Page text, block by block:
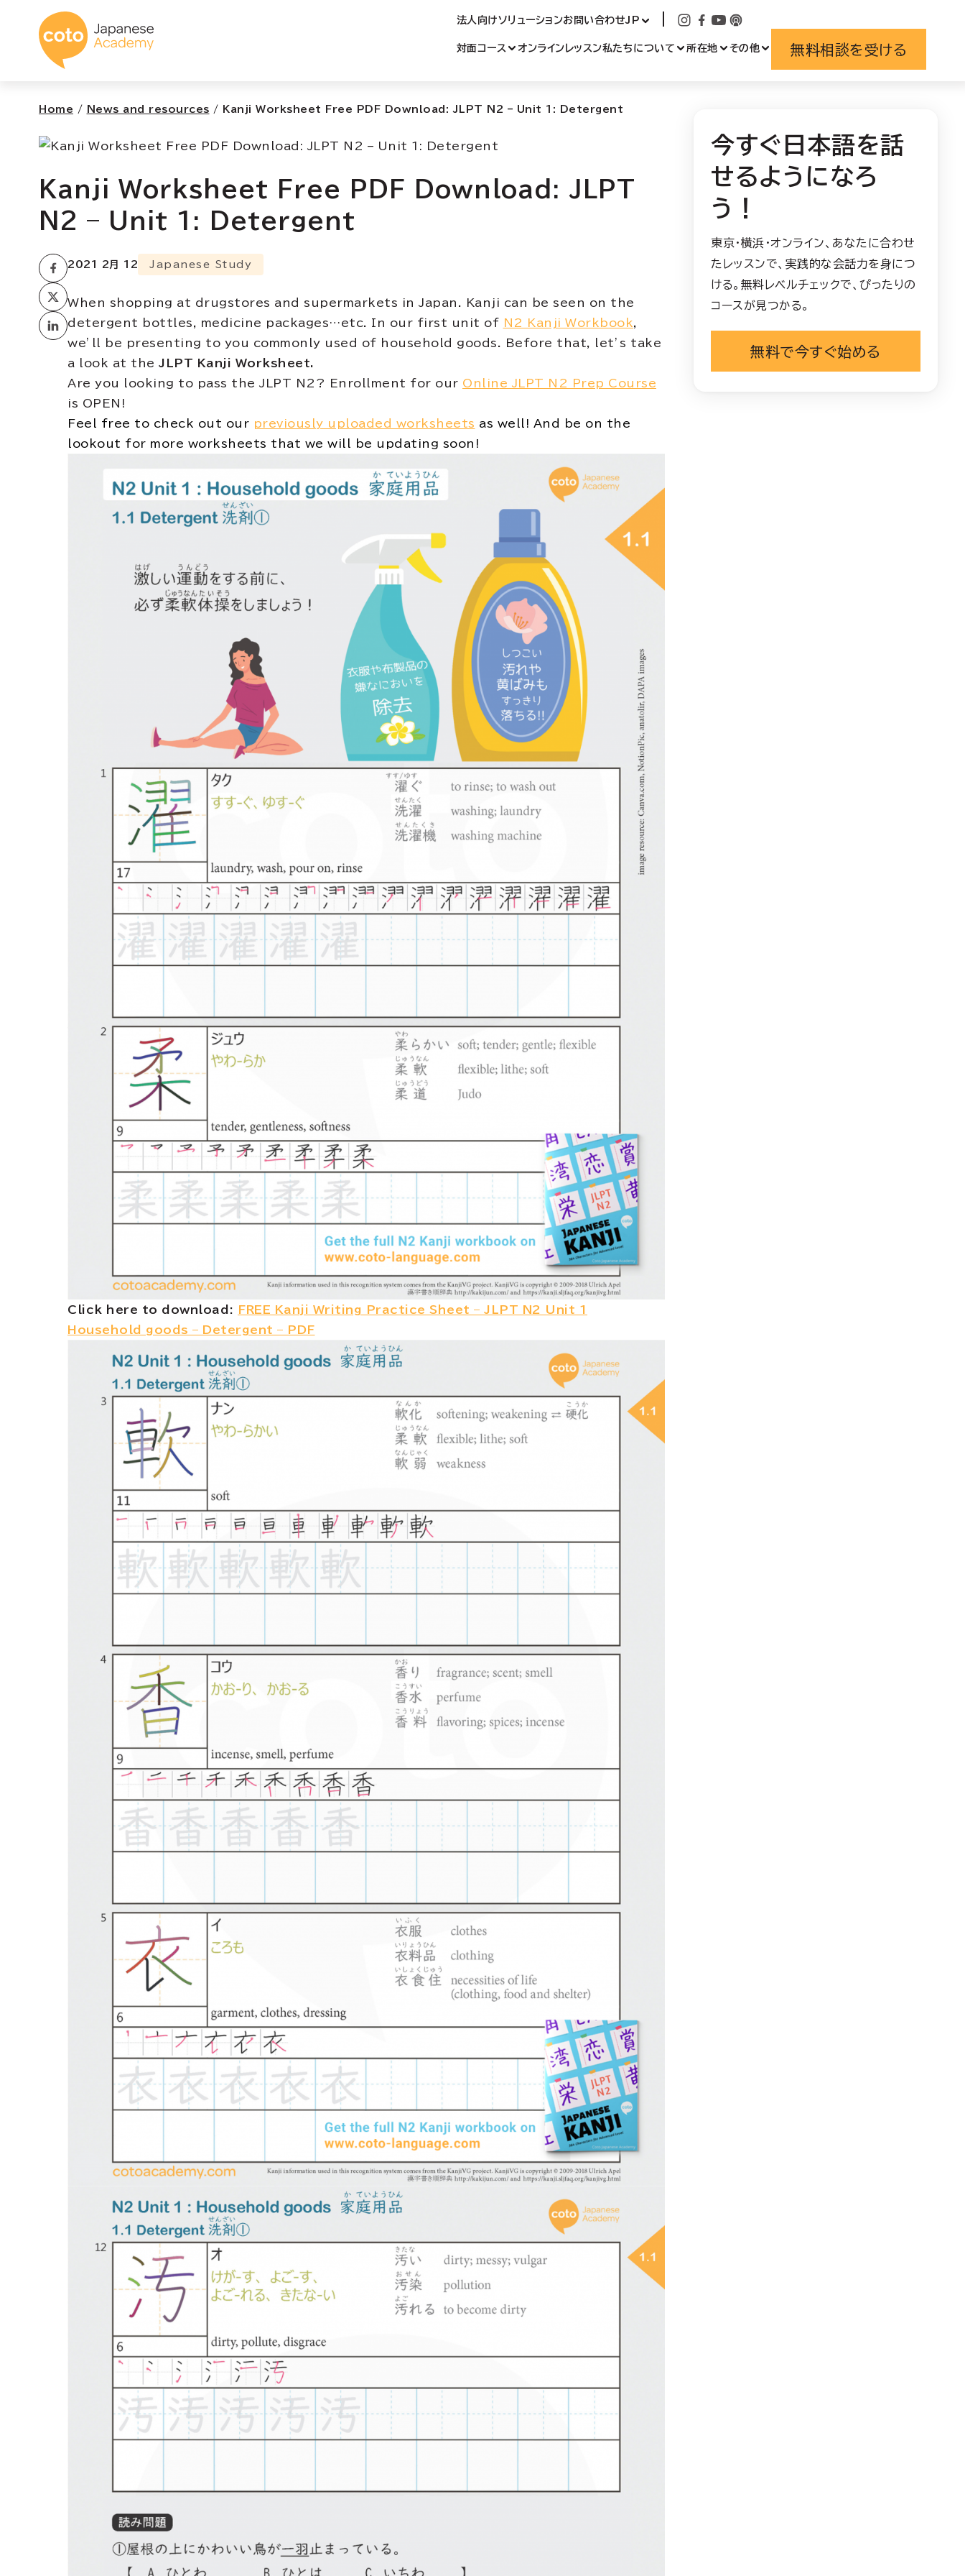
コトアカデミー日本語学校 法人向けソリューションお問い合わせJP
対面コース オンラインレッスン私たちについて 所在地 その他 無料相談を受ける
Home / News and resources / Kanji Worksheet Free PDF Download: JLPT N2 – Unit 1: Detergent
Kanji Worksheet Free PDF Download: JLPT
N2 – Unit 1: Detergent
2021 2月 12 Japanese Study
When shopping at drugstores and supermarkets in Japan. Kanji can be seen on the
detergent bottles, medicine packages…etc. In our first unit of N2 Kanji Workbook,
we’ll be presenting to you commonly used of household goods. Before that, let’s take
a look at the JLPT Kanji Worksheet.
Are you looking to pass the JLPT N2? Enrollment for our Onlin e JLPT N2 Prep Course
is OPEN!
Feel free to check out our previously uploaded worksheets as well! And be on the
lookout for more worksheets that we will be updating soon!
Click here to download:
FREE Kanji Writing Practice Sheet – JLPT N2 Unit 1
Household goods – Detergent – PDF
今すぐ日本語を話
せるようになろ
う！
東京・横浜・オンライン、あなたに合わせ
たレッスンで、実践的な会話力を身につ
ける。無料レベルチェックで、ぴったりの
コースが見つかる。
無料で今すぐ始める